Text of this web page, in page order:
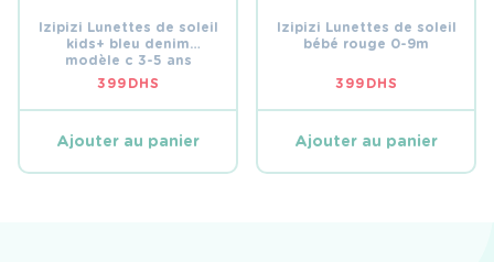
Izipizi Lunettes de soleil
kids+ bleu denim
modèle c 3-5 ans
399 DHS
Ajouter au panier
Izipizi Lunettes de soleil
bébé rouge 0-9m
399 DHS
Ajouter au panier